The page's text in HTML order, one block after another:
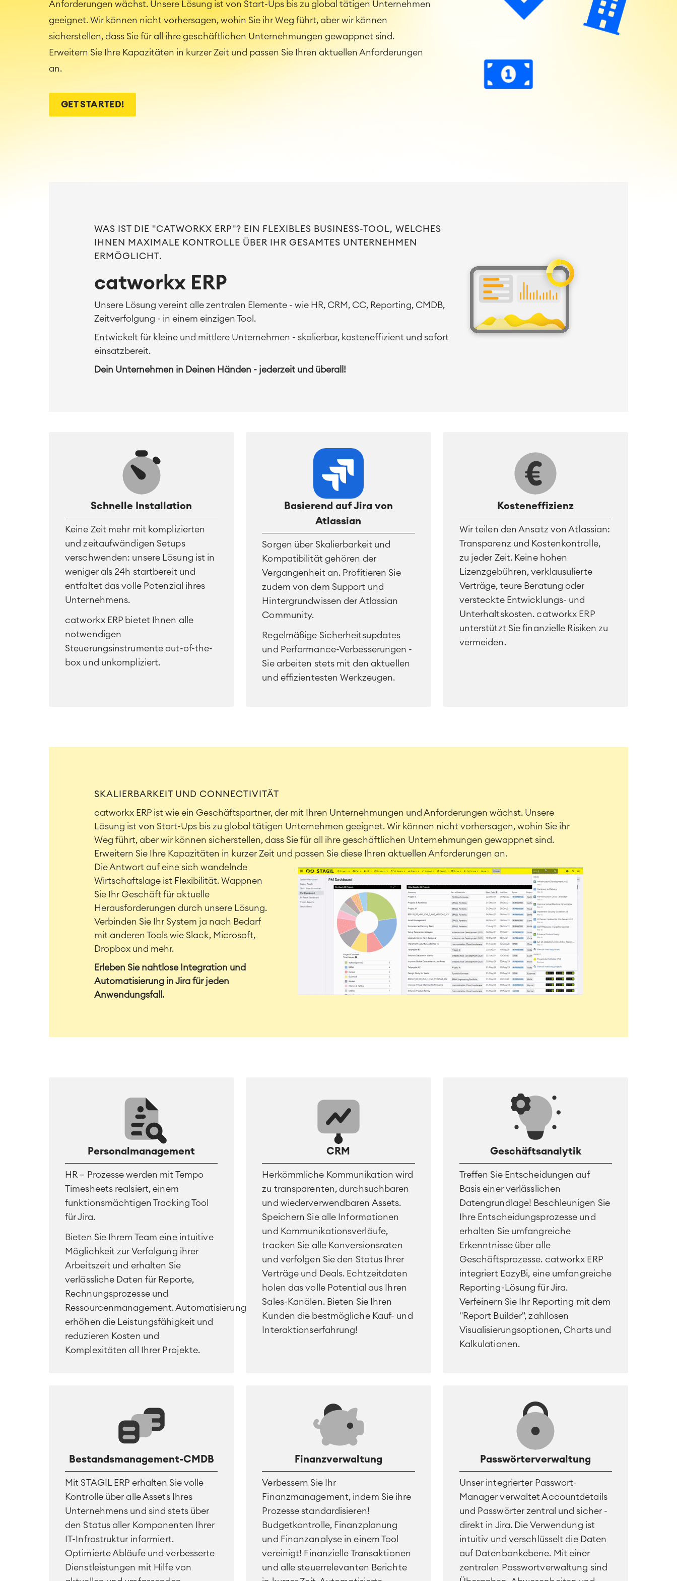
Anforderungen wächst. Unsere Lösung ist von Start-Ups bis zu global tätigen Unternehmen
geeignet. Wir können nicht vorhersagen, wohin Sie ihr Weg führt, aber wir können
sicherstellen, dass Sie für all ihre geschäftlichen Unternehmungen gewappnet sind.
Erweitern Sie Ihre Kapazitäten in kurzer Zeit und passen Sie Ihren aktuellen Anforderungen
an.
GET STARTED!
WAS IST DIE "CATWORKX ERP"? EIN FLEXIBLES BUSINESS-TOOL, WELCHES
IHNEN MAXIMALE KONTROLLE ÜBER IHR GESAMTES UNTERNEHMEN
ERMÖGLICHT.
catworkx ERP
Unsere Lösung vereint alle zentralen Elemente - wie HR, CRM, CC, Reporting, CMDB,
Zeitverfolgung - in einem einzigen Tool.
Entwickelt für kleine und mittlere Unternehmen - skalierbar, kosteneffizient und sofort
einsatzbereit.
Dein Unternehmen in Deinen Händen - jederzeit und überall!
Schnelle Installation
Keine Zeit mehr mit komplizierten
und zeitaufwändigen Setups
verschwenden: unsere Lösung ist in
weniger als 24h startbereit und
entfaltet das volle Potenzial ihres
Unternehmens.
catworkx ERP bietet Ihnen alle
notwendigen
Steuerungsinstrumente out-of-the-
box und unkompliziert.
Basierend auf Jira von
Atlassian
Sorgen über Skalierbarkeit und
Kompatibilität gehören der
Vergangenheit an. Profitieren Sie
zudem von dem Support und
Hintergrundwissen der Atlassian
Community.
Regelmäßige Sicherheitsupdates
und Performance-Verbesserungen -
Sie arbeiten stets mit den aktuellen
und effizientesten Werkzeugen.
Kosteneffizienz
Wir teilen den Ansatz von Atlassian:
Transparenz und Kostenkontrolle,
zu jeder Zeit. Keine hohen
Lizenzgebühren, verklausulierte
Verträge, teure Beratung oder
versteckte Entwicklungs- und
Unterhaltskosten. catworkx ERP
unterstützt Sie finanzielle Risiken zu
vermeiden.
SKALIERBARKEIT UND CONNECTIVITÄT
catworkx ERP ist wie ein Geschäftspartner, der mit Ihren Unternehmungen und Anforderungen wächst. Unsere
Lösung ist von Start-Ups bis zu global tätigen Unternehmen geeignet. Wir können nicht vorhersagen, wohin Sie ihr
Weg führt, aber wir können sicherstellen, dass Sie für all ihre geschäftlichen Unternehmungen gewappnet sind.
Erweitern Sie Ihre Kapazitäten in kurzer Zeit und passen Sie diese Ihren aktuellen Anforderungen an.
Die Antwort auf eine sich wandelnde
Wirtschaftslage ist Flexibilität. Wappnen
Sie Ihr Geschäft für aktuelle
Herausforderungen durch unsere Lösung.
Verbinden Sie Ihr System ja nach Bedarf
mit anderen Tools wie Slack, Microsoft,
Dropbox und mehr.
Erleben Sie nahtlose Integration und
Automatisierung in Jira für jeden
Anwendungsfall.
Personalmanagement
HR – Prozesse werden mit Tempo
Timesheets realsiert, einem
funktionsmächtigen Tracking Tool
für Jira.
Bieten Sie Ihrem Team eine intuitive
Möglichkeit zur Verfolgung ihrer
Arbeitszeit und erhalten Sie
verlässliche Daten für Reporte,
Rechnungsprozesse und
Ressourcenmanagement. Automatisierungen
erhöhen die Leistungsfähigkeit und
reduzieren Kosten und
Komplexitäten all Ihrer Projekte.
CRM
Herkömmliche Kommunikation wird
zu transparenten, durchsuchbaren
und wiederverwendbaren Assets.
Speichern Sie alle Informationen
und Kommunikationsverläufe,
tracken Sie alle Konversionsraten
und verfolgen Sie den Status Ihrer
Verträge und Deals. Echtzeitdaten
holen das volle Potential aus Ihren
Sales-Kanälen. Bieten Sie Ihren
Kunden die bestmögliche Kauf- und
Interaktionserfahrung!
Geschäftsanalytik
Treffen Sie Entscheidungen auf
Basis einer verlässlichen
Datengrundlage! Beschleunigen Sie
Ihre Entscheidungsprozesse und
erhalten Sie umfangreiche
Erkenntnisse über alle
Geschäftsprozesse. catworkx ERP
integriert EazyBi, eine umfangreiche
Reporting-Lösung für Jira.
Verfeinern Sie Ihr Reporting mit dem
"Report Builder", zahllosen
Visualisierungsoptionen, Charts und
Kalkulationen.
Bestandsmanagement-CMDB
Mit STAGIL ERP erhalten Sie volle
Kontrolle über alle Assets Ihres
Unternehmens und sind stets über
den Status aller Komponenten Ihrer
IT-Infrastruktur informiert.
Optimierte Abläufe und verbesserte
Dienstleistungen mit Hilfe von
Finanzverwaltung
Verbessern Sie Ihr
Finanzmanagement, indem Sie ihre
Prozesse standardisieren!
Budgetkontrolle, Finanzplanung
und Finanzanalyse in einem Tool
vereinigt! Finanzielle Transaktionen
und alle steuerrelevanten Berichte
Passwörterverwaltung
Unser integrierter Passwort-
Manager verwaltet Accountdetails
und Passwörter zentral und sicher -
direkt in Jira. Die Verwendung ist
intuitiv und verschlüsselt die Daten
auf Datenbankebene. Mit einer
zentralen Passwortverwaltung sind